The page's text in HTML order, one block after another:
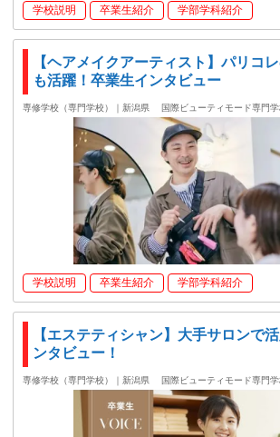
学校説明 卒業生紹介 学部学科紹介
【ヘアメイクアーティスト】パリコ
も活躍！卒業生インタビュー
専修学校（専門学校）｜新潟県 国際ビューティモード専門学
学校説明 卒業生紹介 学部学科紹介
【エステティシャン】大手サロンで
ンタビュー！
専修学校（専門学校）｜新潟県 国際ビューティモード専門学